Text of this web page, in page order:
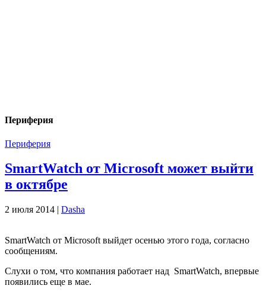
Периферия
Периферия
SmartWatch от Microsoft может выйти
в октябре
2 июля 2014 | Dasha
SmartWatch от Microsoft выйдет осенью этого года, согласно
сообщениям.
Слухи о том, что компания работает над SmartWatch, впервые
появились еще в мае.